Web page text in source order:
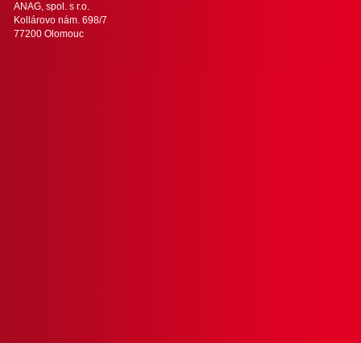
ANAG, spol. s r.o.
Kollárovo nám. 698/7
77200 Olomouc